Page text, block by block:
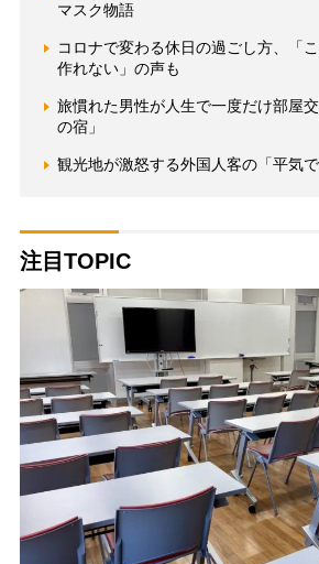
マスク物語
コロナで変わる休日の過ごし方、「
作れない」の声も
旅慣れた男性が人生で一度だけ部屋
の宿」
観光地が激怒する外国人客の「平気
注目TOPIC